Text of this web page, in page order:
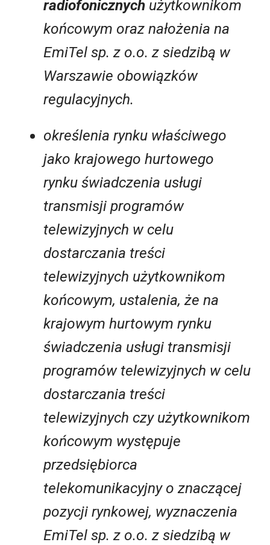
radiofonicznych użytkownikom
końcowym oraz nałożenia na
EmiTel sp. z o.o. z siedzibą w
Warszawie obowiązków
regulacyjnych.
określenia rynku właściwego
jako krajowego hurtowego
rynku świadczenia usługi
transmisji programów
telewizyjnych w celu
dostarczania treści
telewizyjnych użytkownikom
końcowym, ustalenia, że na
krajowym hurtowym rynku
świadczenia usługi transmisji
programów telewizyjnych w celu
dostarczania treści
telewizyjnych czy użytkownikom
końcowym występuje
przedsiębiorca
telekomunikacyjny o znaczącej
pozycji rynkowej, wyznaczenia
EmiTel sp. z o.o. z siedzibą w